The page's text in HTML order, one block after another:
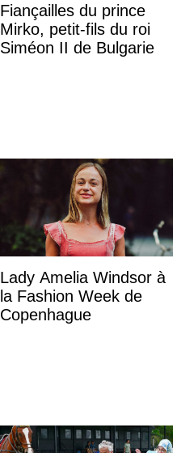
Fiançailles du prince
Mirko, petit-fils du roi
Siméon II de Bulgarie
Lady Amelia Windsor à
la Fashion Week de
Copenhague